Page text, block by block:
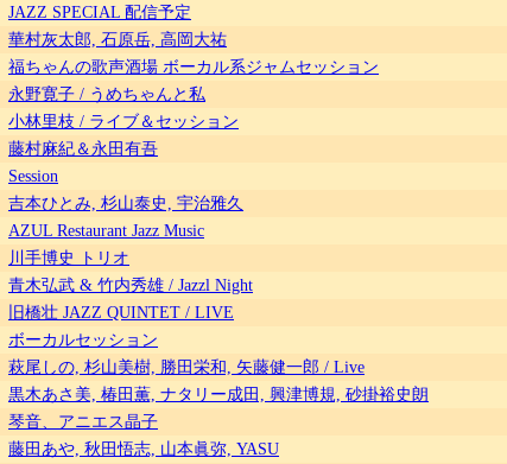
JAZZ SPECIAL 配信予定
華村灰太郎, 石原岳, 高岡大祐
福ちゃんの歌声酒場 ボーカル系ジャムセッション
永野寛子 / うめちゃんと私
小林里枝 / ライブ＆セッション
藤村麻紀＆永田有吾
Session
吉本ひとみ, 杉山泰史, 宇治雅久
AZUL Restaurant Jazz Music
川手博史 トリオ
青木弘武 & 竹内秀雄 / Jazzl Night
旧橋壮 JAZZ QUINTET / LIVE
ボーカルセッション
萩尾しの, 杉山美樹, 勝田栄和, 矢藤健一郎 / Live
黒木あさ美, 椿田薫, ナタリー成田, 興津博規, 砂掛裕史朗
琴音、アニエス晶子
藤田あや, 秋田悟志, 山本眞弥, YASU